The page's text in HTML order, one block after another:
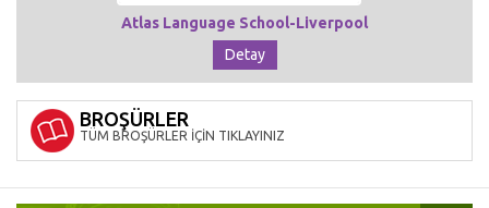
Atlas Language School-Liverpool
Detay
BROŞÜRLER
TÜM BROŞÜRLER İÇİN TIKLAYINIZ